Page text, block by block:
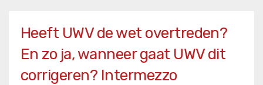
Heeft UWV de wet overtreden?
En zo ja, wanneer gaat UWV dit
corrigeren? Intermezzo